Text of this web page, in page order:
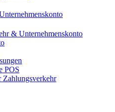
& Unternehmenskonto
POS
Zahlungsverkehr